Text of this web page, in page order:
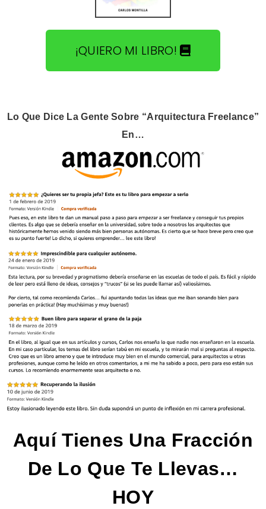
¡QUIERO MI LIBRO!
Lo Que Dice La Gente Sobre “Arquitectura Freelance”
En…
Aquí Tienes Una Fracción
De Lo Que Te Llevas…
HOY